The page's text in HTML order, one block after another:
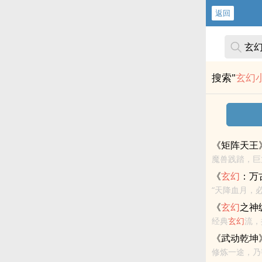
返回
搜索"玄幻
《矩阵天王
魔兽践踏，
《玄幻 ：
“天降血月，
《玄幻之神
经典玄幻流
进入宗门，
《武动乾坤
修炼一途，